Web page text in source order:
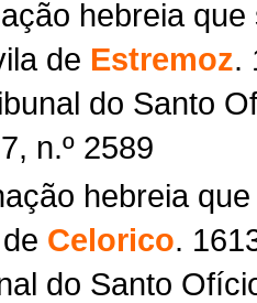
hebreia
de Estremoz.
do Santo
n.º 2589
hebreia
Celorico.
do Santo